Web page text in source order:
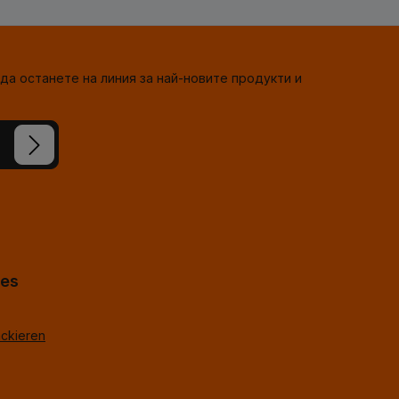
останете на линия за най-новите продукти и